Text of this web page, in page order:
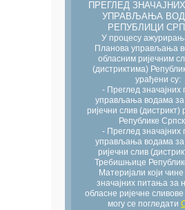
ПРЕГЛЕД
УПРАВЉАЊА
РЕПУБЛИЦИ
У процесу
Планова управљања
обласним ријечним
(дистриктима)
урађени су:
- Преглед
управљања водама
ријечни слив (дистрикт)
Републике
- Преглед
управљања водама
ријечни слив
Требишњице
Материјали који
значајних питања за
обласне ријечне
могу се погледати